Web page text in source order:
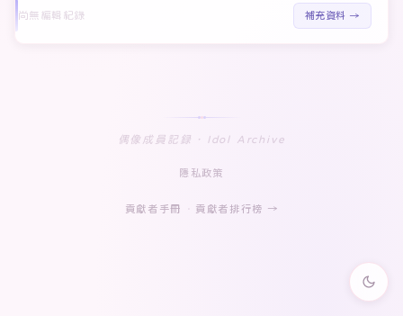
尚無編輯紀錄 補充資料 →
偶像成員記録 · Idol Archive
隱私政策
貢獻者手冊 貢獻者排行榜 →